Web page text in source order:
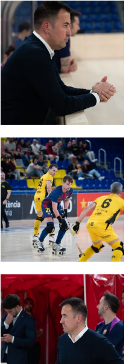
FC Barcelona club badge
FC Barcelona club badge
FC Barcelona club badge